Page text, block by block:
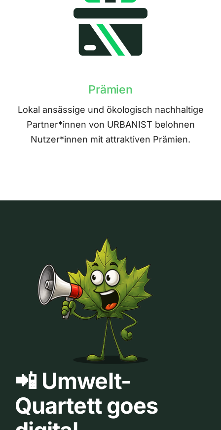
Prämien
Lokal ansässige und ökologisch nachhaltige
Partner*innen von URBANIST belohnen
Nutzer*innen mit attraktiven Prämien.
📲 Umwelt-
Quartett goes